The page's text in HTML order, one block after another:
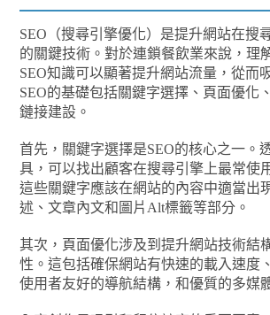
SEO（搜尋引擎優化）是提升網站在搜
的關鍵技術。對於連鎖餐飲業來說，理
SEO知識可以顯著提升網站流量，從而
SEO的基礎包括關鍵字選擇、頁面優化
鏈接建設。
首先，關鍵字選擇是SEO的核心之一。
具，可以找出顧客在搜尋引擎上最常使
這些關鍵字應該在網站的內容中適當出
述、文章內文和圖片Alt標籤等部分。
其次，頁面優化涉及到提升網站技術結
性。這包括確保網站有快速的載入速度
使用者友好的導航結構，和優質的多媒